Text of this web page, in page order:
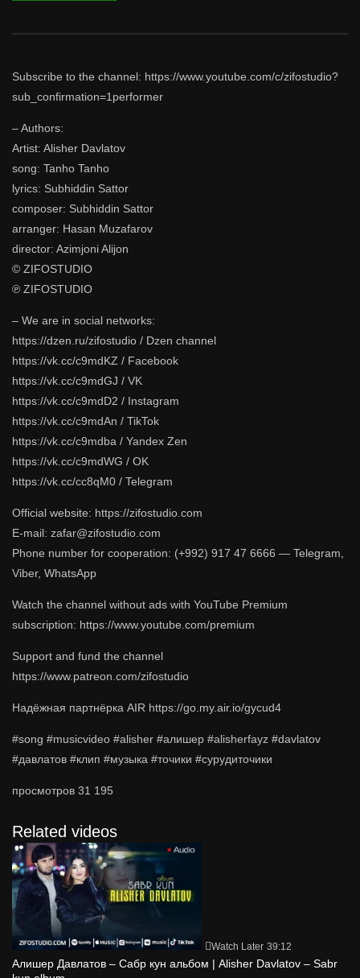
Subscribe to the channel: https://www.youtube.com/c/zifostudio?
sub_confirmation=1performer
– Authors:
Artist: Alisher Davlatov
song: Tanho Tanho
lyrics: Subhiddin Sattor
composer: Subhiddin Sattor
arranger: Hasan Muzafarov
director: Azimjoni Alijon
© ZIFOSTUDIO
℗ ZIFOSTUDIO
– We are in social networks:
https://dzen.ru/zifostudio / Dzen channel
https://vk.cc/c9mdKZ / Facebook
https://vk.cc/c9mdGJ / VK
https://vk.cc/c9mdD2 / Instagram
https://vk.cc/c9mdAn / TikTok
https://vk.cc/c9mdba / Yandex Zen
https://vk.cc/c9mdWG / OK
https://vk.cc/cc8qM0 / Telegram
Official website: https://zifostudio.com
E-mail: zafar@zifostudio.com
Phone number for cooperation: (+992) 917 47 6666 — Telegram,
Viber, WhatsApp
Watch the channel without ads with YouTube Premium
subscription: https://www.youtube.com/premium
Support and fund the channel
https://www.patreon.com/zifostudio
Надёжная партнёрка AIR https://go.my.air.io/gycud4
#song #musicvideo #alisher #алишер #alisherfayz #davlatov
#давлатов #клип #музыка #точики #сурудиточики
просмотров 31 195
Related videos
Watch Later 39:12
Алишер Давлатов – Сабр кун альбом | Alisher Davlatov – Sabr